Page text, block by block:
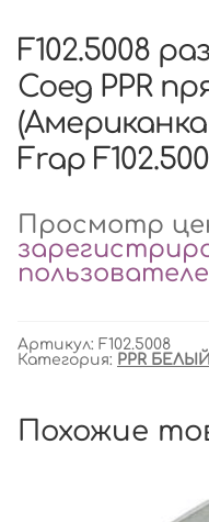
F102.5008
Соед PPR
Frap
Просмотр
Артикул: F102.5008
Категория: PPR БЕЛЫЙ
Похожие